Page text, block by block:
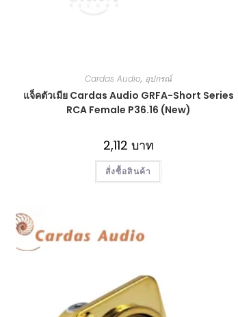
Cardas Audio, อุปกรณ์
แจ็คตัวเมีย Cardas Audio GRFA-Short Series
RCA Female P36.16 (New)
2,112 บาท
สั่งซื้อสินค้า